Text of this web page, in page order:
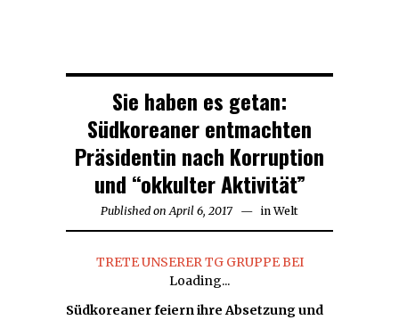
Sie haben es getan:
Südkoreaner entmachten
Präsidentin nach Korruption
und “okkulter Aktivität”
Published on April 6, 2017 in Welt
TRETE UNSERER TG GRUPPE BEI
Loading...
Südkoreaner feiern ihre Absetzung und